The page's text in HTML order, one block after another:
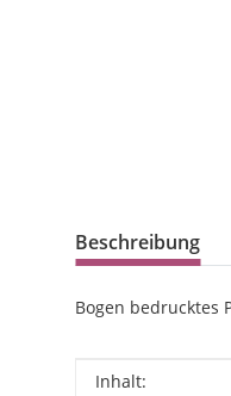
Beschreibung
Bogen bedrucktes
Wert
Inhalt: